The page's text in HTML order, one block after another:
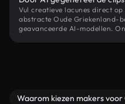
Vul creatieve lacunes direct
abstracte Oude Griekenland-
geavanceerde AI-modellen.
Waarom kiezen makers